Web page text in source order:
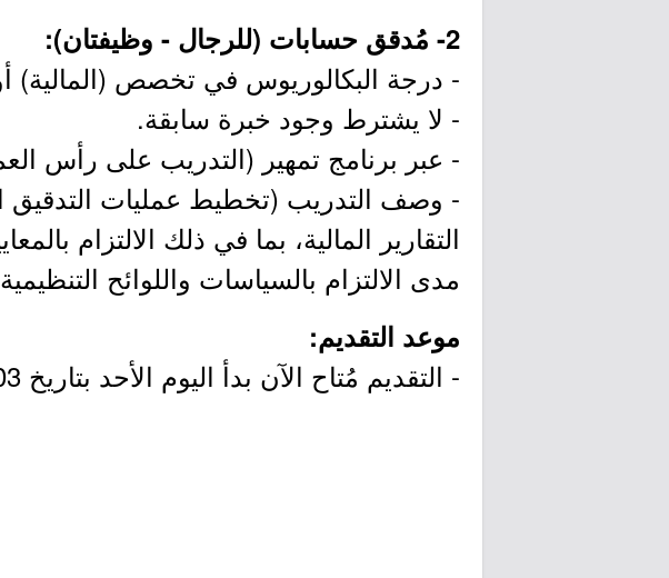
2- مُدقق حسابات (للرجال - وظيفتان):
- درجة البكالوريوس في تخصص (المالية) أو
- لا يشترط وجود خبرة سابقة.
- عبر برنامج تمهير (التدريب على رأس
- وصف التدريب (تخطيط عمليات التدقيق
التقارير المالية، بما في ذلك الالتزام
مدى الالتزام بالسياسات واللوائح
موعد التقديم:
- التقديم مُتاح الآن بدأ اليوم الأحد بتاريخ 2020/05/03م وينتهي بتاريخ 2020/06/03م.